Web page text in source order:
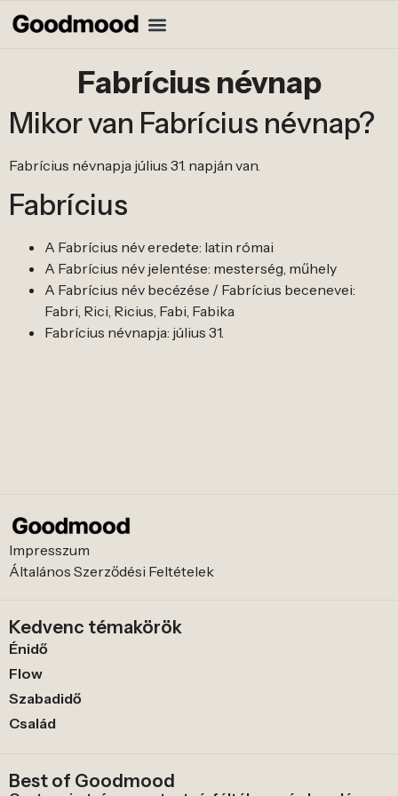
Fabrícius névnap
Mikor van Fabrícius névnap?
Fabrícius névnapja július 31. napján van.
Fabrícius
A Fabrícius név eredete: latin római
A Fabrícius név jelentése: mesterség, műhely
A Fabrícius név becézése / Fabrícius becenevei:
Fabri, Rici, Ricius, Fabi, Fabika
Fabrícius névnapja: július 31.
Impresszum
Általános Szerződési Feltételek
Kedvenc témakörök
Énidő
Flow
Szabadidő
Család
Best of Goodmood